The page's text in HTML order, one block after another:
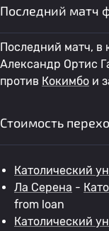
Последний матч
Последний матч, в
Александр Ортис
против Кокимбо и
Стоимость
Католический
Ла Серена -
from loan
Католический